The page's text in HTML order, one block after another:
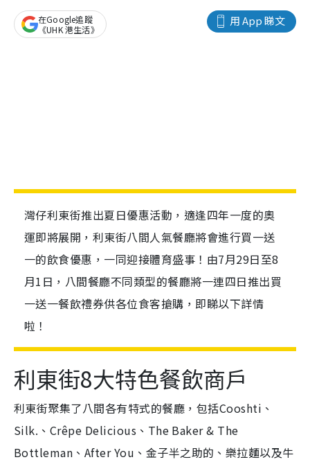
用 App 睇文
在Google追蹤
《UHK 港生活》
灣仔利東街推出夏日優惠活動，適逢四年一度的奧
運即將展開，利東街八間人氣餐廳將會進行買一送
一的飲食優惠，一同迎接體育盛事！由7月29日至8
月1日，八間餐廳不同類型的餐廳將一連四日推出買
一送一餐飲禮券供各位食客搶購，即睇以下詳情
啦！
利東街8大特色餐飲商戶
利東街聚集了八間各有特式的餐廳，包括Cooshti、
Silk.、Crêpe Delicious、The Baker & The
Bottleman、After You、金子半之助的、樂拉麵以及牛